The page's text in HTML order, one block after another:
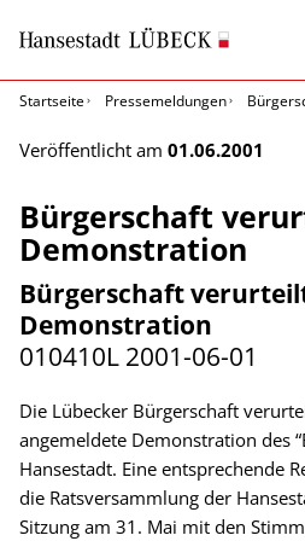
Startseite
Pressemeldungen
Veröffentlicht am 01.06.2001
Bürgerschaft
Demonstration
Bürgerschaft
Demonstration
010410L 2001-06-01
Die Lübecker Bürgerschaft
angemeldete Demonstration des
Hansestadt. Eine entsprechende
die Ratsversammlung der
Sitzung am 31. Mai mit den